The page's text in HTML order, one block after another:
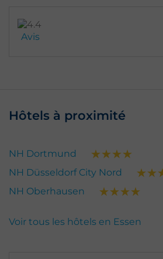
Avis
Hôtels à proximité
NH Dortmund
NH Düsseldorf City Nord
NH Oberhausen
Voir tous les hôtels en Essen